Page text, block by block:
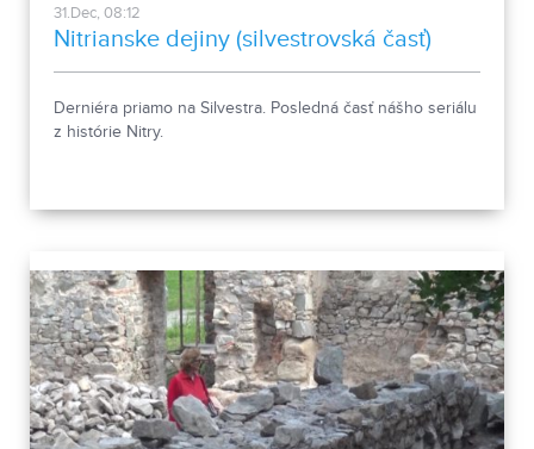
31.Dec, 08:12
Nitrianske dejiny (silvestrovská časť)
Derniéra priamo na Silvestra. Posledná časť nášho seriálu
z histórie Nitry.